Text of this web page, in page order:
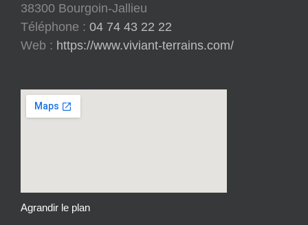
38300 Bourgoin-Jallieu
Téléphone : 04 74 43 22 22
Web : https://www.viviant-terrains.com/
Agrandir le plan